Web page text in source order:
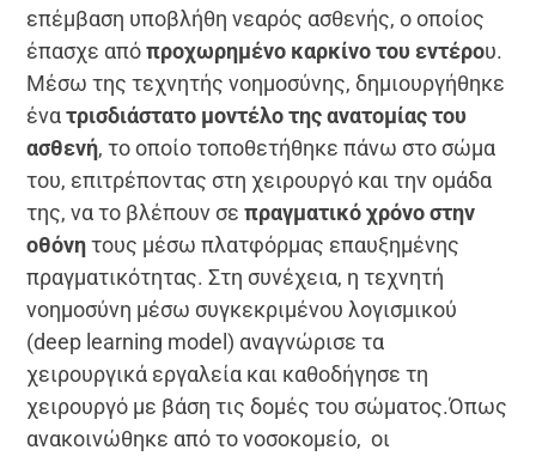
επέμβαση υποβλήθη νεαρός ασθενής, ο οποίος
έπασχε απόπροχωρημένο καρκίνο του εντέρου.
Μέσω της τεχνητής νοημοσύνης, δημιουργήθηκε
ένατρισδιάστατο μοντέλο της ανατομίας του
ασθενή, το οποίο τοποθετήθηκε πάνω στο σώμα
του, επιτρέποντας στη χειρουργό και την ομάδα
της, να το βλέπουν σεπραγματικό χρόνο στην
οθόνητους μέσω πλατφόρμας επαυξημένης
πραγματικότητας. Στη συνέχεια, η τεχνητή
νοημοσύνη μέσω συγκεκριμένου λογισμικού
(deep learning model) αναγνώρισε τα
χειρουργικά εργαλεία και καθοδήγησε τη
χειρουργό με βάση τις δομές του σώματος.Όπως
ανακοινώθηκε από το νοσοκομείο, οι